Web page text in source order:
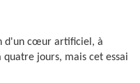
d'un cœur artificiel, à
quatre jours, mais cet essai